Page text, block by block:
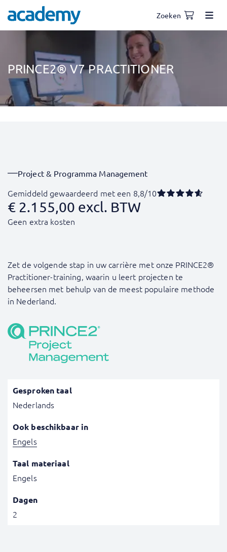
Zoeken
PRINCE2® V7 PRACTITIONER
Project & Programma Management
Gemiddeld gewaardeerd met een 8,8/10
€ 2.155,00 excl. BTW
Geen extra kosten
Zet de volgende stap in uw carrière met onze PRINCE2®
Practitioner-training, waarin u leert projecten te
beheersen met behulp van de meest populaire methode
in Nederland.
Gesproken taal
Nederlands
Ook beschikbaar in
Engels
Taal materiaal
Engels
Dagen
2